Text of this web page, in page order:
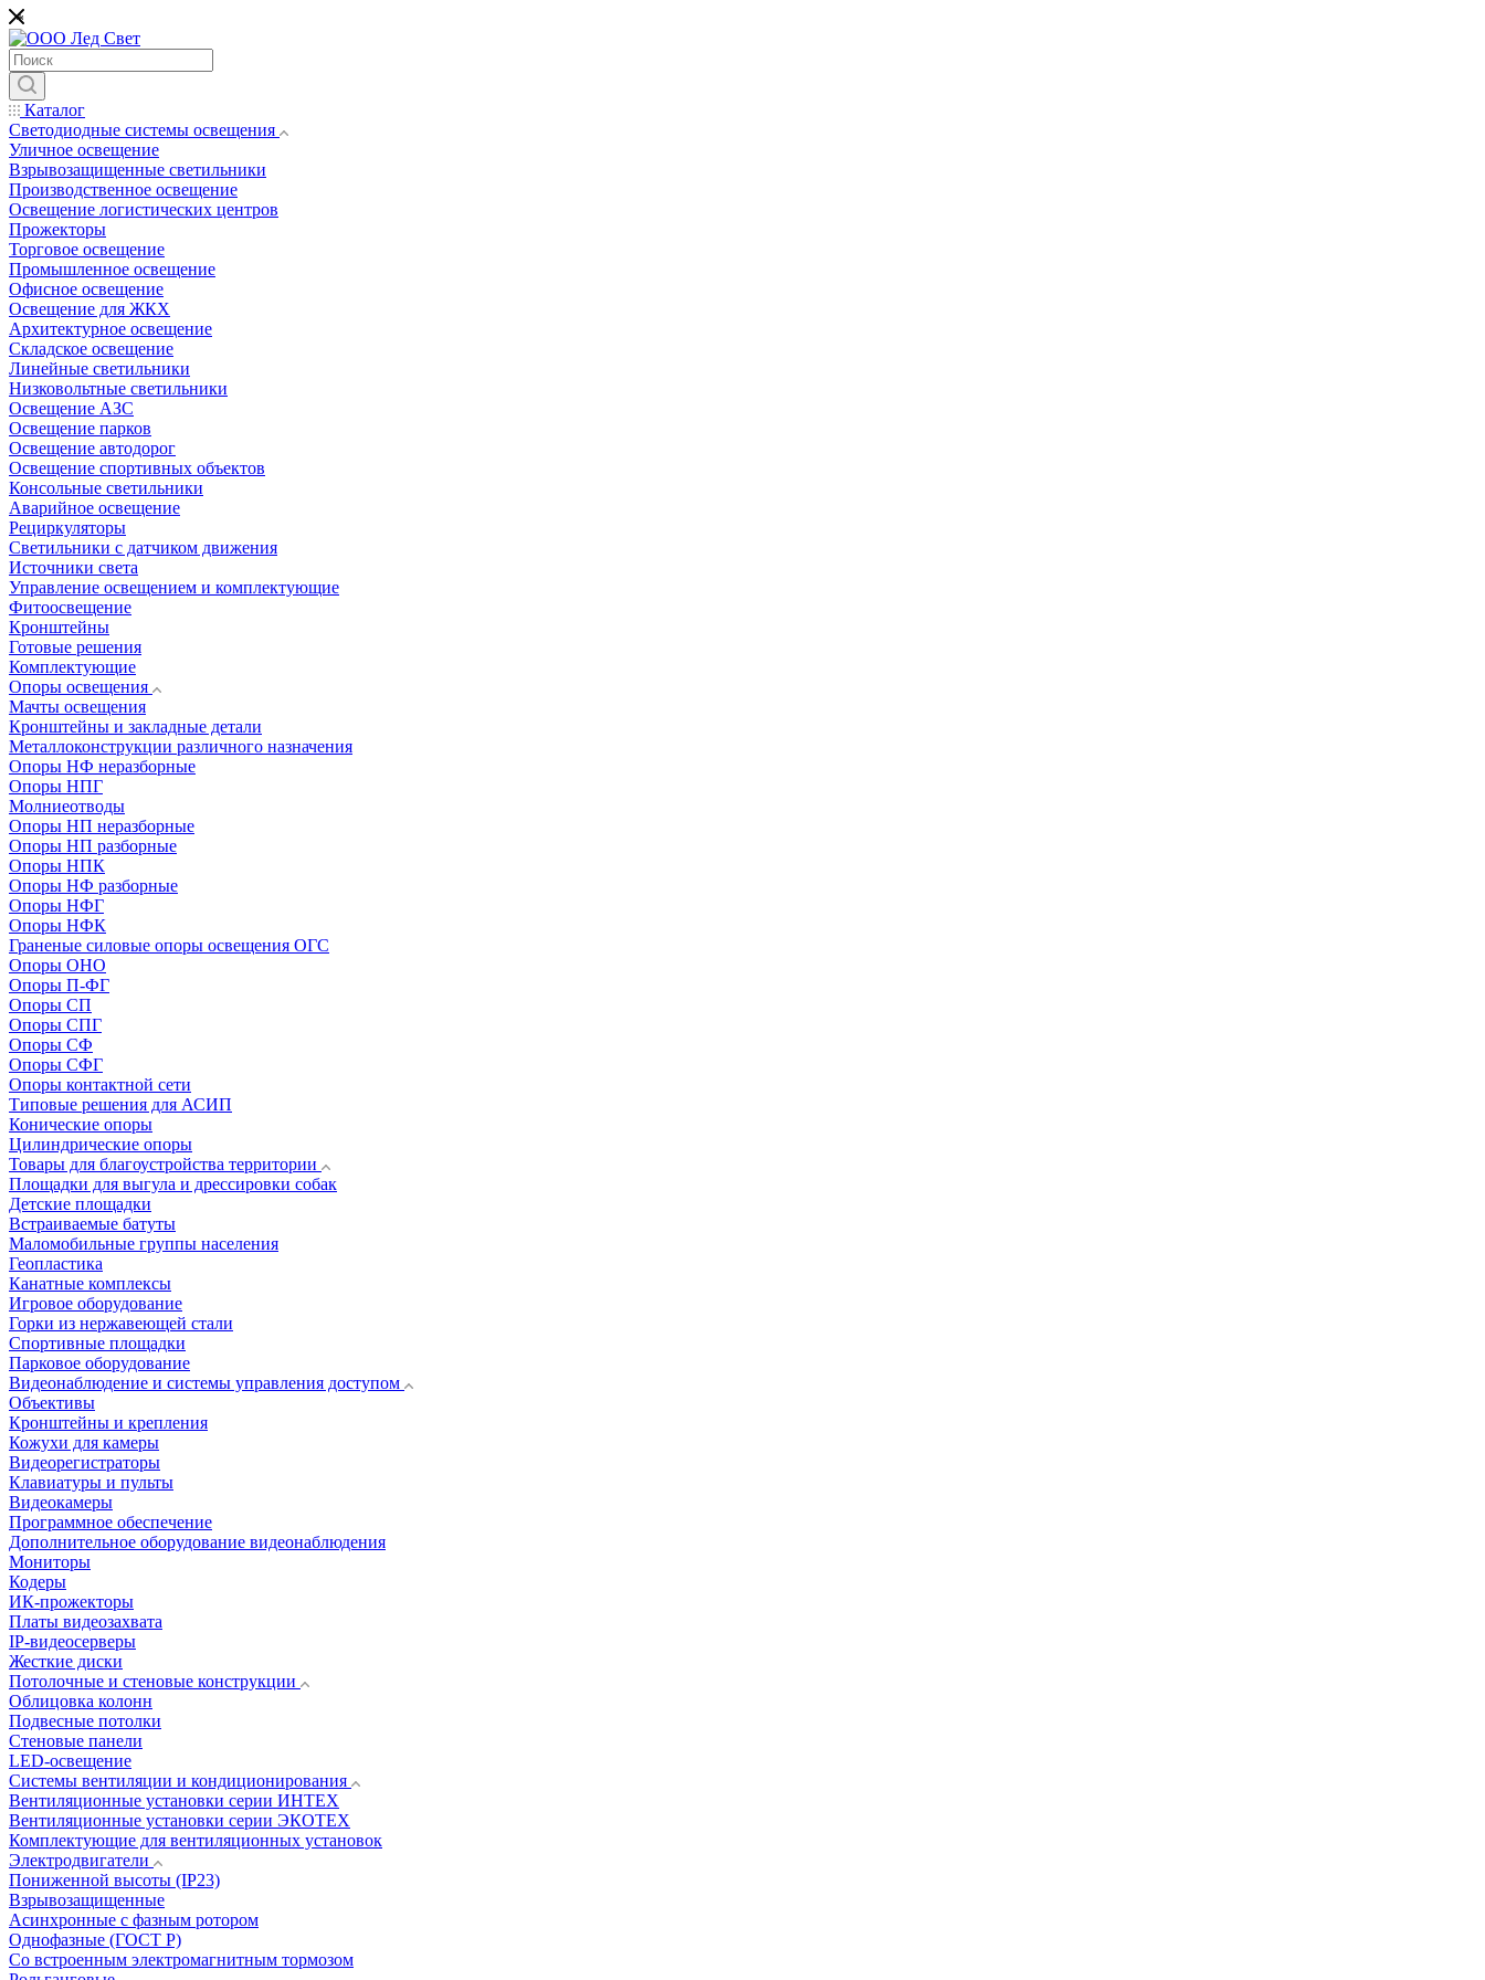
Каталог
Светодиодные системы освещения
Уличное освещение
Взрывозащищенные светильники
Производственное освещение
Освещение логистических центров
Прожекторы
Торговое освещение
Промышленное освещение
Офисное освещение
Освещение для ЖКХ
Архитектурное освещение
Складское освещение
Линейные светильники
Низковольтные светильники
Освещение АЗС
Освещение парков
Освещение автодорог
Освещение спортивных объектов
Консольные светильники
Аварийное освещение
Рециркуляторы
Светильники с датчиком движения
Источники света
Управление освещением и комплектующие
Фитоосвещение
Кронштейны
Готовые решения
Комплектующие
Опоры освещения
Мачты освещения
Кронштейны и закладные детали
Металлоконструкции различного назначения
Опоры НФ неразборные
Опоры НПГ
Молниеотводы
Опоры НП неразборные
Опоры НП разборные
Опоры НПК
Опоры НФ разборные
Опоры НФГ
Опоры НФК
Граненые силовые опоры освещения ОГС
Опоры ОНО
Опоры П-ФГ
Опоры СП
Опоры СПГ
Опоры СФ
Опоры СФГ
Опоры контактной сети
Типовые решения для АСИП
Конические опоры
Цилиндрические опоры
Товары для благоустройства территории
Площадки для выгула и дрессировки собак
Детские площадки
Встраиваемые батуты
Маломобильные группы населения
Геопластика
Канатные комплексы
Игровое оборудование
Горки из нержавеющей стали
Спортивные площадки
Парковое оборудование
Видеонаблюдение и системы управления доступом
Объективы
Кронштейны и крепления
Кожухи для камеры
Видеорегистраторы
Клавиатуры и пульты
Видеокамеры
Программное обеспечение
Дополнительное оборудование видеонаблюдения
Мониторы
Кодеры
ИК-прожекторы
Платы видеозахвата
IP-видеосерверы
Жесткие диски
Потолочные и стеновые конструкции
Облицовка колонн
Подвесные потолки
Стеновые панели
LED-освещение
Системы вентиляции и кондиционирования
Вентиляционные установки серии ИНТЕХ
Вентиляционные установки серии ЭКОТЕХ
Комплектующие для вентиляционных установок
Электродвигатели
Пониженной высоты (IP23)
Взрывозащищенные
Асинхронные с фазным ротором
Однофазные (ГОСТ Р)
Со встроенным электромагнитным тормозом
*